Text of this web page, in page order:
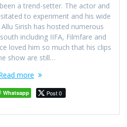
a trend-setter. The actor and
to experiment and his wide
Sirish has hosted numerous
including IIFA, Filmfare and
loved him so much that his clips
show are still…
more
Whatsapp Post 0